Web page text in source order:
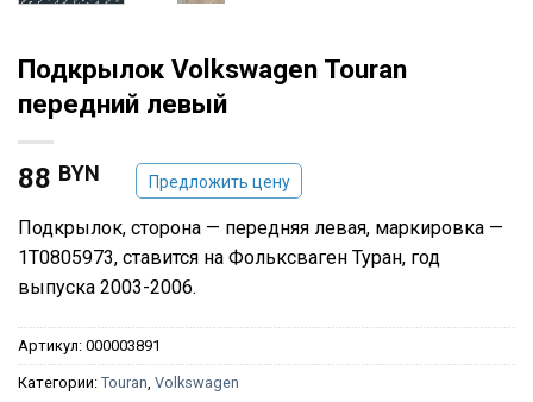
Подкрылок Volkswagen Touran
передний левый
88 BYN Предложить цену
Подкрылок, сторона — передняя левая, маркировка —
1T0805973, ставится на Фольксваген Туран, год
выпуска 2003-2006.
Артикул: 000003891
Категории: Touran, Volkswagen